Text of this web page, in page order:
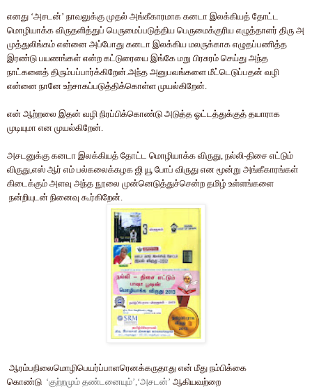
எனது ‘அசடன்’ நாவலுக்கு முதல் அங்கீகாரமாக கனடா இலக்கியத் தோட்ட
மொழியாக்க விருதளித்துப் பெருமைப்படுத்திய பெருமைக்குரிய எழுத்தாளர் திரு அ
முத்துலிங்கம் என்னை அப்போது கனடா இலக்கிய மலருக்காக எழுதப்பணித்த
இரண்டு பயணங்கள் என்ற கட்டுரையை இங்கே மறு பிரசுரம் செய்து அந்த
நாட்களைத் திரும்பப்பார்க்கிறேன். அந்த அனுபவங்களை மீட்டெடுப்பதன் வழி
என்னை நானே உற்சாகப்படுத்திக்கொள்ள முயல்கிறேன்.
என் ஆற்றலை இதன் வழி நிரப்பிக்கொண்டு அடுத்த ஓட்டத்துக்குத் தயாராக
முடியுமா என முயல்கிறேன்.
அசடனுக்கு கனடா இலக்கியத் தோட்ட மொழியாக்க விருது, நல்லி-திசை எட்டும்
விருது,எஸ் ஆர் எம் பல்கலைக்கழக ஜி யூ போப் விருது என மூன்று அங்கீகாரங்கள்
கிடைக்கும் அளவு அந்த நூலை முன்னெடுத்துச்சென்ற தமிழ் உள்ளங்களை
நன்றியுடன் நினைவு கூர்கிறேன்.
ஆரம்பநிலைமொழிபெயர்ப்பாளரெனக்கருதாது என் மீது நம்பிக்கை
கொண்டு ‘குற்றமும் தண்டனையும்’,‘அசடன்’ ஆகியவற்றை